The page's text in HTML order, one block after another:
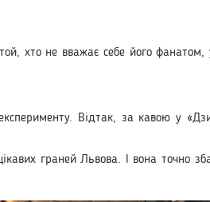
хто не вважає себе його фанатом,
Відтак, за кавою у
граней Львова. І вона точно